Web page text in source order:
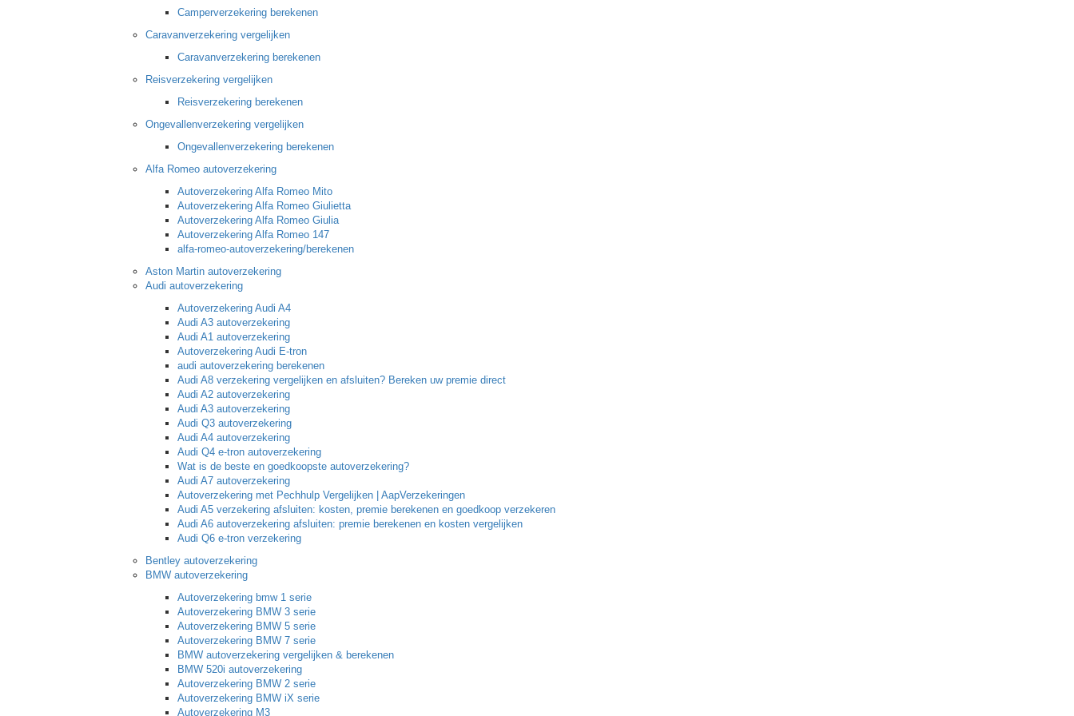
Camperverzekering berekenen
Caravanverzekering vergelijken
Caravanverzekering berekenen
Reisverzekering vergelijken
Reisverzekering berekenen
Ongevallenverzekering vergelijken
Ongevallenverzekering berekenen
Alfa Romeo autoverzekering
Autoverzekering Alfa Romeo Mito
Autoverzekering Alfa Romeo Giulietta
Autoverzekering Alfa Romeo Giulia
Autoverzekering Alfa Romeo 147
alfa-romeo-autoverzekering/berekenen
Aston Martin autoverzekering
Audi autoverzekering
Autoverzekering Audi A4
Audi A3 autoverzekering
Audi A1 autoverzekering
Autoverzekering Audi E-tron
audi autoverzekering berekenen
Audi A8 verzekering vergelijken en afsluiten? Bereken uw premie direct
Audi A2 autoverzekering
Audi A3 autoverzekering
Audi Q3 autoverzekering
Audi A4 autoverzekering
Audi Q4 e-tron autoverzekering
Wat is de beste en goedkoopste autoverzekering?
Audi A7 autoverzekering
Autoverzekering met Pechhulp Vergelijken | AapVerzekeringen
Audi A5 verzekering afsluiten: kosten, premie berekenen en goedkoop verzekeren
Audi A6 autoverzekering afsluiten: premie berekenen en kosten vergelijken
Audi Q6 e-tron verzekering
Bentley autoverzekering
BMW autoverzekering
Autoverzekering bmw 1 serie
Autoverzekering BMW 3 serie
Autoverzekering BMW 5 serie
Autoverzekering BMW 7 serie
BMW autoverzekering vergelijken & berekenen
BMW 520i autoverzekering
Autoverzekering BMW 2 serie
Autoverzekering BMW iX serie
Autoverzekering M3